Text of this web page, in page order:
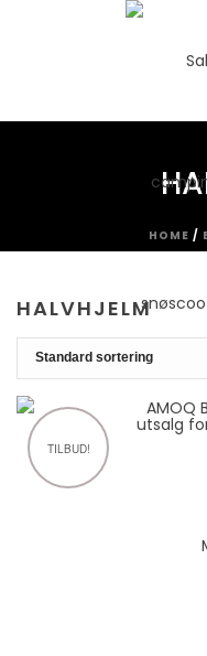
HOME /
HALVHJELM
TILBUD!